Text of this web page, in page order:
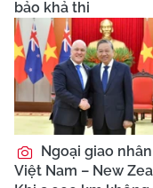
bảo khả thi
Ngoại giao
Việt Nam – New